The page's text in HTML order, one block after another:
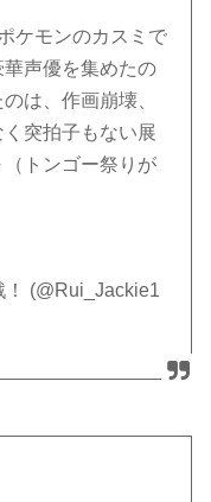
ケモンのカスミで
声優を集めたの
は、作画崩壊、
突拍子もない展
トンゴー祭りが
(@Rui_Jackie1